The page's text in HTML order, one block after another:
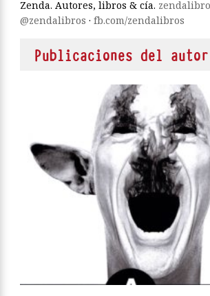
Zenda. Autores, libros & cía.
@zendalibros · fb.com/zendalibros
Publicaciones del autor